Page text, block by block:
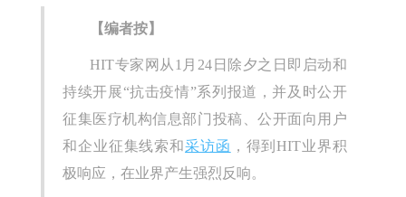
【编者按】
HIT专家网从1月24日除夕之日即启动和
持续开展“抗击疫情”系列报道，并及时公开
征集医疗机构信息部门投稿、公开面向用户
和企业征集线索和采访函 ，得到HIT业界积
极响应，在业界产生强烈反响。